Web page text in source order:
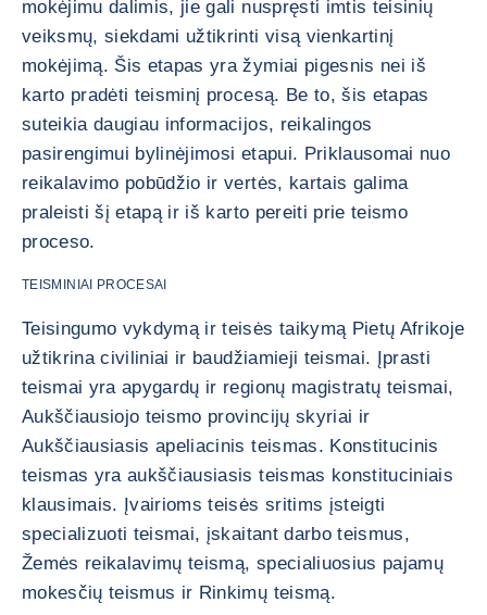
mokėjimu dalimis, jie gali nuspręsti imtis teisinių
veiksmų, siekdami užtikrinti visą vienkartinį
mokėjimą. Šis etapas yra žymiai pigesnis nei iš
karto pradėti teisminį procesą. Be to, šis etapas
suteikia daugiau informacijos, reikalingos
pasirengimui bylinėjimosi etapui. Priklausomai nuo
reikalavimo pobūdžio ir vertės, kartais galima
praleisti šį etapą ir iš karto pereiti prie teismo
proceso.
TEISMINIAI PROCESAI
Teisingumo vykdymą ir teisės taikymą Pietų Afrikoje
užtikrina civiliniai ir baudžiamieji teismai. Įprasti
teismai yra apygardų ir regionų magistratų teismai,
Aukščiausiojo teismo provincijų skyriai ir
Aukščiausiasis apeliacinis teismas. Konstitucinis
teismas yra aukščiausiasis teismas konstituciniais
klausimais. Įvairioms teisės sritims įsteigti
specializuoti teismai, įskaitant darbo teismus,
Žemės reikalavimų teismą, specialiuosius pajamų
mokesčių teismus ir Rinkimų teismą.